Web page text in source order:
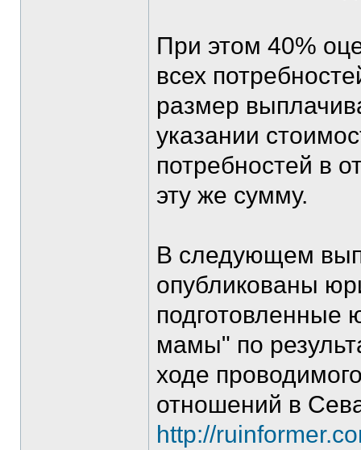
При этом 40%
всех
размер
указании
потребностей в
эту же сумму.
В следующем
опубликованы
подготовленные
мамы" по
ходе
отношений в
http://